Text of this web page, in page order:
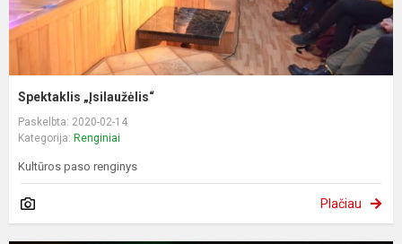
Spektaklis „Įsilaužėlis“
Paskelbta: 2020-02-14
Kategorija: Renginiai
Kultūros paso renginys
Plačiau